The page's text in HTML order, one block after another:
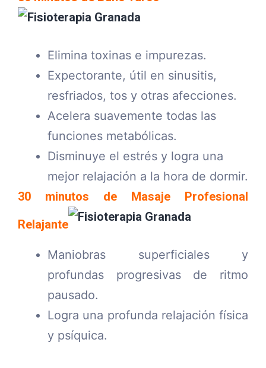
Elimina toxinas e impurezas.
Expectorante, útil en sinusitis,
resfriados, tos y otras afecciones.
Acelera suavemente todas las
funciones metabólicas.
Disminuye el estrés y logra una
mejor relajación a la hora de dormir.
30 minutos de Masaje Profesional
Relajante
Maniobras superficiales y
profundas progresivas de ritmo
pausado.
Logra una profunda relajación física
y psíquica.